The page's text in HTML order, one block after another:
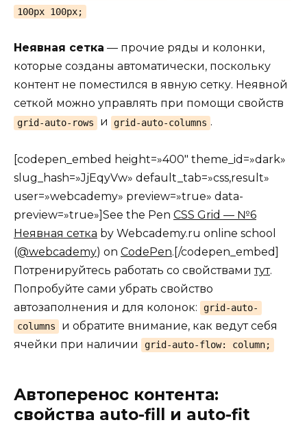
100px 100px;
Неявная сетка — прочие ряды и колонки,
которые созданы автоматически, поскольку
контент не поместился в явную сетку. Неявной
сеткой можно управлять при помощи свойств
grid-auto-rows и grid-auto-columns .
[codepen_embed height=»400″ theme_id=»dark»
slug_hash=»JjEqyVw» default_tab=»css,result»
user=»webcademy» preview=»true» data-
preview=»true»]See the Pen CSS Grid — №6
Неявная сетка by Webcademy.ru online school
(@webcademy) on CodePen.[/codepen_embed]
Потренируйтесь работать со свойствамитут.
Попробуйте сами убрать свойство
автозаполнения и для колонок:
grid-auto-
columns
и обратите внимание, как ведут себя
ячейки при наличии
grid-auto-flow: column;
Автоперенос контента:
свойства auto-fill и auto-fit